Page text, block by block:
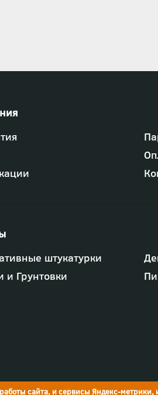
штукатурки
и Грунтовки
сайта, и сервисы Яндекс-